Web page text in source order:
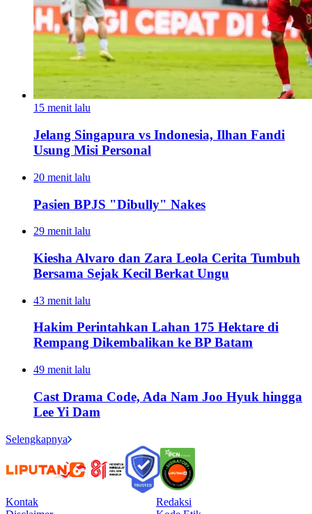
15 menit lalu
Jelang Singapura vs Indonesia, Ilhan Fandi
Usung Misi Personal
20 menit lalu
Pasien BPJS "Dibully" Nakes
29 menit lalu
Kiesha Alvaro dan Zara Leola Cerita Tumbuh
Bersama Sejak Kecil Berkat Ungu
43 menit lalu
Hakim Perintahkan Lahan 175 Hektare di
Rempang Dikembalikan ke BP Batam
49 menit lalu
Cast Drama Code, Ada Nam Joo Hyuk hingga
Lee Yi Dam
Selengkapnya
Kontak
Redaksi